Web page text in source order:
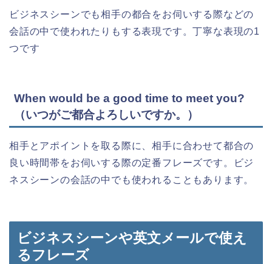
ビジネスシーンでも相手の都合をお伺いする際などの
会話の中で使われたりもする表現です。丁寧な表現の1
つです
When would be a good time to meet you?
（いつがご都合よろしいですか。）
相手とアポイントを取る際に、相手に合わせて都合の
良い時間帯をお伺いする際の定番フレーズです。ビジ
ネスシーンの会話の中でも使われることもあります。
ビジネスシーンや英文メールで使え
るフレーズ